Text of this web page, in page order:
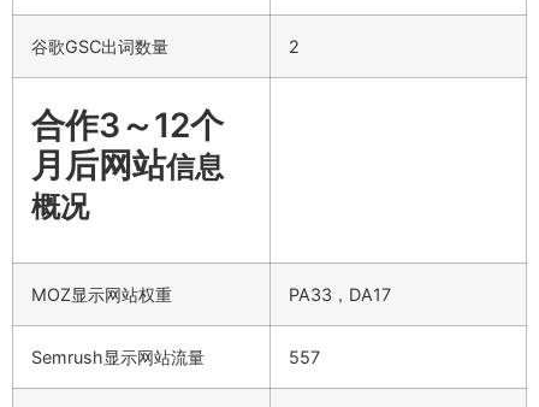
谷歌GSC出词数量 2
合作3～12个
月后网站信息
概况
MOZ显示网站权重 PA33，DA17
Semrush显示网站流量 557